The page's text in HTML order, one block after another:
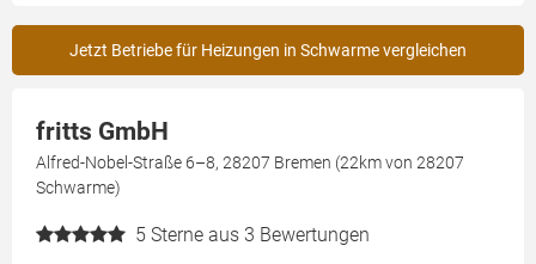
Jetzt Betriebe für Heizungen in Schwarme vergleichen
fritts GmbH
Alfred-Nobel-Straße 6–8, 28207 Bremen (22km von 28207
Schwarme)
5 Sterne aus 3 Bewertungen